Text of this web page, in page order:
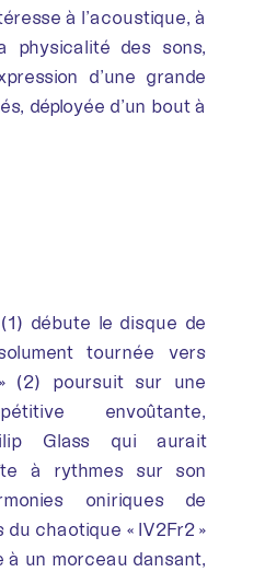
à l’acoustique, à
physicalité des sons,
d’une grande
déployée d’un bout à
débute le disque de
tournée vers
(2) poursuit sur une
envoûtante,
Glass qui aurait
à rythmes sur son
oniriques de
du chaotique « IV2Fr2 »
à un morceau dansant,